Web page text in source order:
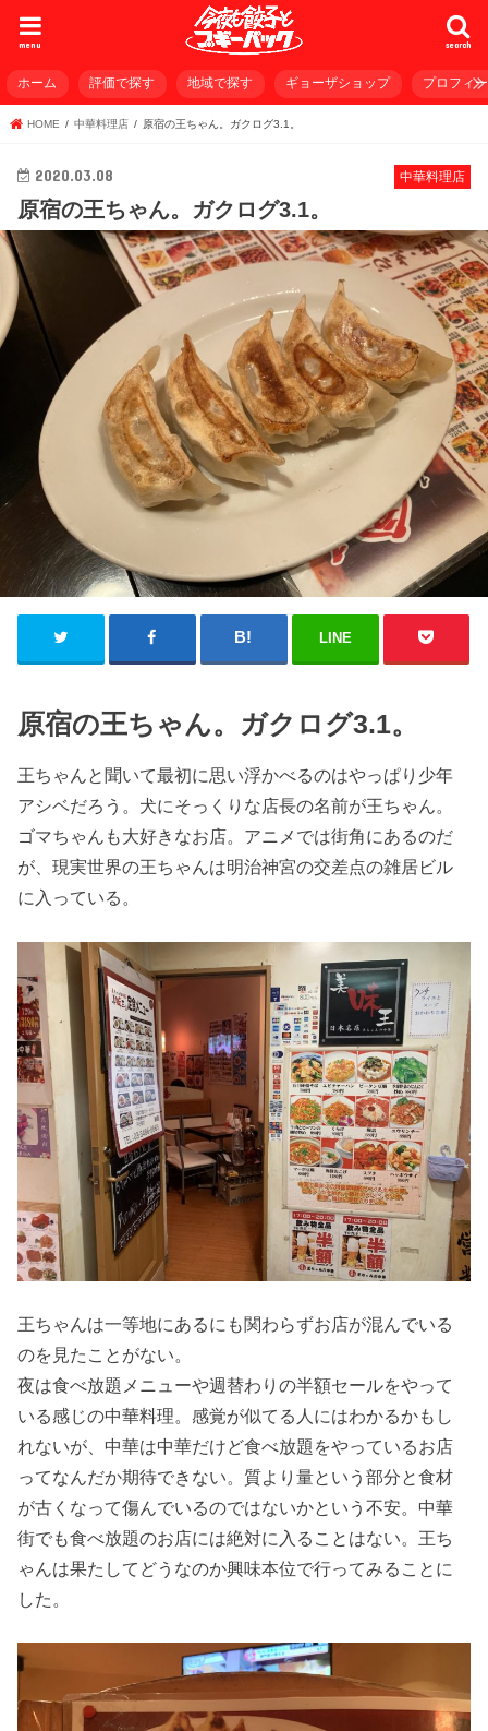
search
menu
ホーム 評価で探す 地域で探す ギョーザショップ プロフィ
HOME 中華料理店 原宿の王ちゃん。ガクログ3.1。
中華料理店
2020.03.08
原宿の王ちゃん。ガクログ3.1。
LINE
原宿の王ちゃん。ガクログ3.1。
王ちゃんと聞いて最初に思い浮かべるのはやっぱり少年
アシベだろう。犬にそっくりな店長の名前が王ちゃん。
ゴマちゃんも大好きなお店。アニメでは街角にあるのだ
が、現実世界の王ちゃんは明治神宮の交差点の雑居ビル
に入っている。
王ちゃんは一等地にあるにも関わらずお店が混んでいる
のを見たことがない。
夜は食べ放題メニューや週替わりの半額セールをやって
いる感じの中華料理。感覚が似てる人にはわかるかもし
れないが、中華は中華だけど食べ放題をやっているお店
ってなんだか期待できない。質より量という部分と食材
が古くなって傷んでいるのではないかという不安。中華
街でも食べ放題のお店には絶対に入ることはない。王ち
ゃんは果たしてどうなのか興味本位で行ってみることに
した。